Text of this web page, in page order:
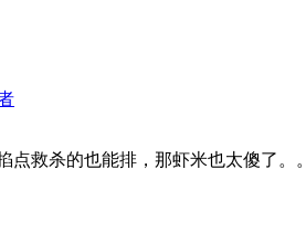
救杀的也能排，那虾米也太傻了。。